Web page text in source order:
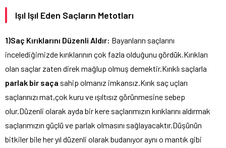
Işıl Işıl Eden Saçların Metotları
1)Saç Kırıklarını Düzenli Aldır: Bayanların saçlarını
incelediğimizde kırıklarının çok fazla olduğunu gördük.Kırıkları
olan saçlar zaten direk mağlup olmuş demektir.Kırıklı saçlarla
parlak bir saça sahip olmanız imkansız.Kırık saç uçları
saçlarınızı mat,çok kuru ve ışıltısız görünmesine sebep
olur.Düzenli olarak ayda bir kere saçlarımızın kırıklarını aldırmak
saçlarımızın güçlü ve parlak olmasını sağlayacaktır.Düşünün
bitkiler bile her yıl düzenli olarak budanıyor aynı o mantık gibi